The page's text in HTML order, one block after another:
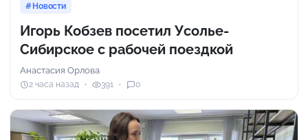
Новости
Игорь Кобзев посетил Усолье-
Сибирское с рабочей поездкой
Анастасия Орлова
2 часа назад 391 0